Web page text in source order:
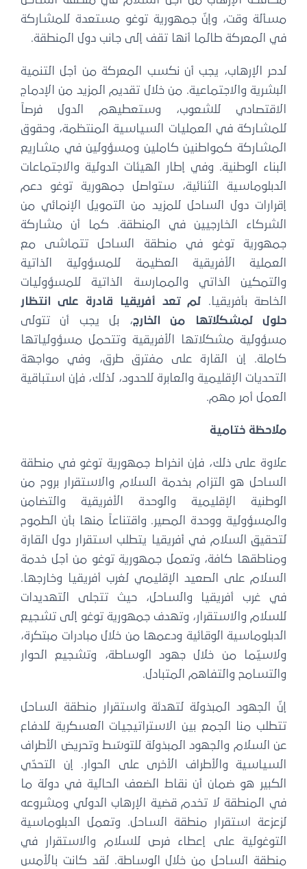
مسألة وقت، وإنّ جمهورية توغو مستعدة للمشاركة
في المعركة طالما أنها تقف إلى جانب دول المنطقة.
لدحر الإرهاب، يجب أن نكسب المعركة من أجل التنمية
البشرية والاجتماعية. من خلال تقديم المزيد من الإدماج
الاقتصادي للشعوب، وستعطيهم الدول فرصاً
للمشاركة في العمليات السياسية المنتظمة، وحقوق
المشاركة كمواطنين كاملين ومسؤولين في مشاريع
البناء الوطنية. وفي إطار الهيئات الدولية والاجتماعات
الدبلوماسية الثنائية، ستواصل جمهورية توغو دعم
إقرارات دول الساحل للمزيد من التمويل الإنمائي من
الشركاء الخارجيين في المنطقة. كما أن مشاركة
جمهورية توغو في منطقة الساحل تتماشى مع
العملية الأفريقية العظيمة للمسؤولية الذاتية
والتمكين الذاتي والممارسة الذاتية للمسؤوليات
الخاصة بأفريقيا. لم تعد أفريقيا قادرة على انتظار
حلول لمشكلاتها من الخارج، بل يجب أن تتولى
مسؤولية مشكلاتها الأفريقية وتتحمل مسؤولياتها
كاملة. إن القارة على مفترق طرق، وفي مواجهة
التحديات الإقليمية والعابرة للحدود، لذلك، فإن استباقية
العمل أمر مهم.
ملاحظة ختامية
علاوة على ذلك، فإن انخراط جمهورية توغو في منطقة
الساحل هو التزام بخدمة السلام والاستقرار بروح من
الوطنية الإقليمية والوحدة الأفريقية والتضامن
والمسؤولية ووحدة المصير. واقتناعاً منها بأن الطموح
لتحقيق السلام في أفريقيا يتطلب استقرار دول القارة
ومناطقها كافة، وتعمل جمهورية توغو من أجل خدمة
السلام على الصعيد الإقليمي لغرب أفريقيا وخارجها.
في غرب أفريقيا والساحل، حيث تتجلى التهديدات
للسلام والاستقرار، وتهدف جمهورية توغو إلى تشجيع
الدبلوماسية الوقائية ودعمها من خلال مبادرات مبتكرة،
ولاسيّما من خلال جهود الوساطة، وتشجيع الحوار
والتسامح والتفاهم المتبادل.
إنّ الجهود المبذولة لتهدئة واستقرار منطقة الساحل
تتطلب منا الجمع بين الاستراتيجيات العسكرية للدفاع
عن السلام والجهود المبذولة للتوسّط وتحريض الأطراف
السياسية والأطراف الأخرى على الحوار. إن التحدّي
الكبير هو ضمان أن نقاط الضعف الحالية في دولة ما
في المنطقة لا تخدم قضية الإرهاب الدولي ومشروعه
لزعزعة استقرار منطقة الساحل. وتعمل الدبلوماسية
التوغولية على إعطاء فرص للسلام والاستقرار في
منطقة الساحل من خلال الوساطة. لقد كانت بالأمس